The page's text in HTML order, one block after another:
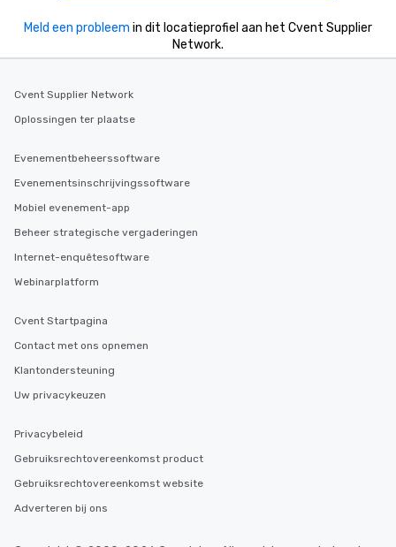
Meld een probleem in dit locatieprofiel aan het Cvent Supplier
Network.
Cvent Supplier Network
Oplossingen ter plaatse
Evenementbeheerssoftware
Evenementsinschrijvingssoftware
Mobiel evenement-app
Beheer strategische vergaderingen
Internet-enquêtesoftware
Webinarplatform
Cvent Startpagina
Contact met ons opnemen
Klantondersteuning
Uw privacykeuzen
Privacybeleid
Gebruiksrechtovereenkomst product
Gebruiksrechtovereenkomst website
Adverteren bij ons